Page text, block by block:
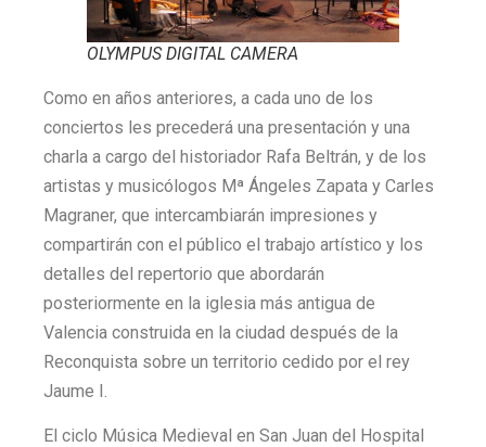
OLYMPUS DIGITAL CAMERA
Como en años anteriores, a cada uno de los
conciertos les precederá una presentación y una
charla a cargo del historiador Rafa Beltrán, y de los
artistas y musicólogos Mª Ángeles Zapata y Carles
Magraner, que intercambiarán impresiones y
compartirán con el público el trabajo artístico y los
detalles del repertorio que abordarán
posteriormente en la iglesia más antigua de
Valencia construida en la ciudad después de la
Reconquista sobre un territorio cedido por el rey
Jaume I.
El ciclo Música Medieval en San Juan del Hospital